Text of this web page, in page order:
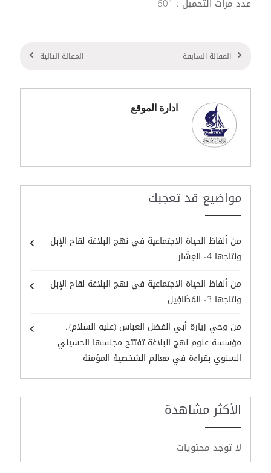
المقالة السابقة المقالة التالية
ادارة الموقع
مواضيع قد تعجبك
من ألفاظ الحياة الاجتماعية في نهج البلاغة لقاح الإبل
ونتاجها 4- العِشَار
من ألفاظ الحياة الاجتماعية في نهج البلاغة لقاح الإبل
ونتاجها 3- المَطَافِيل
من وحي زيارة أبي الفضل العباس (عليه السلام)..
مؤسسة علوم نهج البلاغة تفتتح مجلسها الحسيني
السنوي بقراءة في معالم الشخصية المؤمنة
الأكثر مشاهدة
لا توجد محتويات